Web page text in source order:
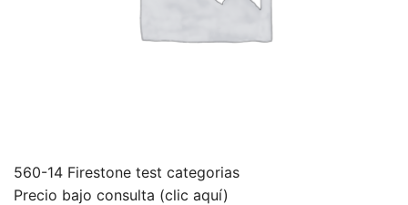
560-14 Firestone test categorias
Precio bajo consulta (clic aquí)